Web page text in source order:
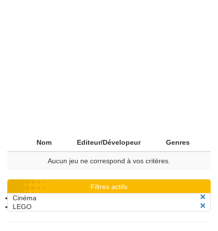
Nom Editeur/Dévelopeur Genres
Aucun jeu ne correspond à vos critères.
Filtres actifs
Cinéma
LEGO